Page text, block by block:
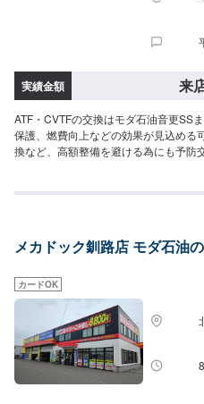
実績金額 来
ATF・CVTFの交換はモダ石油音更SS
保護、燃費向上などの効果が見込める
換など、高額整備を避ける為にも予防
メカドック釧路店 モダ石油
カードOK